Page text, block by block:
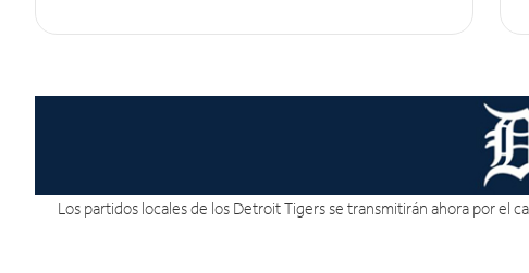
Los partidos locales de los Detroit Tigers se transmitirán ahora por el